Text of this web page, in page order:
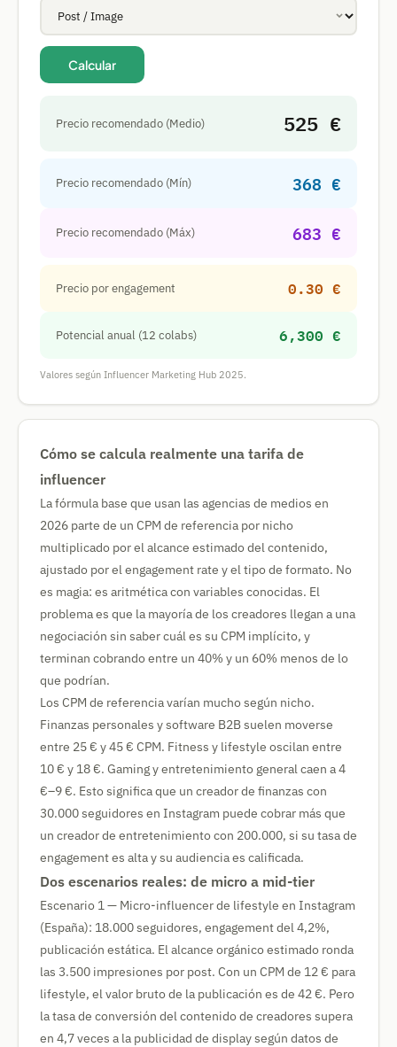
Calcular
Precio recomendado (Medio) 525 €
Precio recomendado (Mín) 368 €
Precio recomendado (Máx) 683 €
Precio por engagement 0.30 €
Potencial anual (12 colabs) 6,300 €
Valores según Influencer Marketing Hub 2025.
Cómo se calcula realmente una tarifa de
influencer
La fórmula base que usan las agencias de medios en
2026 parte de un CPM de referencia por nicho
multiplicado por el alcance estimado del contenido,
ajustado por el engagement rate y el tipo de formato. No
es magia: es aritmética con variables conocidas. El
problema es que la mayoría de los creadores llegan a una
negociación sin saber cuál es su CPM implícito, y
terminan cobrando entre un 40% y un 60% menos de lo
que podrían.
Los CPM de referencia varían mucho según nicho.
Finanzas personales y software B2B suelen moverse
entre 25 € y 45 € CPM. Fitness y lifestyle oscilan entre
10 € y 18 €. Gaming y entretenimiento general caen a 4
€–9 €. Esto significa que un creador de finanzas con
30.000 seguidores en Instagram puede cobrar más que
un creador de entretenimiento con 200.000, si su tasa de
engagement es alta y su audiencia es calificada.
Dos escenarios reales: de micro a mid-tier
Escenario 1 — Micro-influencer de lifestyle en Instagram
(España): 18.000 seguidores, engagement del 4,2%,
publicación estática. El alcance orgánico estimado ronda
las 3.500 impresiones por post. Con un CPM de 12 € para
lifestyle, el valor bruto de la publicación es de 42 €. Pero
la tasa de conversión del contenido de creadores supera
en 4,7 veces a la publicidad de display según datos de